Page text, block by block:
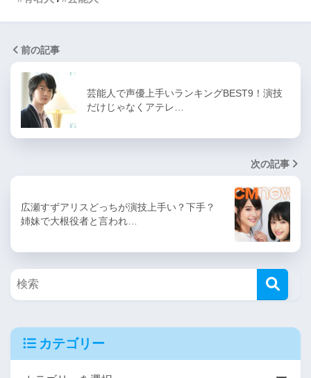
前の記事
芸能人で声優上手いランキングBEST9！演技
だけじゃなくアテレ…
次の記事
広瀬すずアリスどっちが演技上手い？下手？
姉妹で大根役者と言われ…
カテゴリー